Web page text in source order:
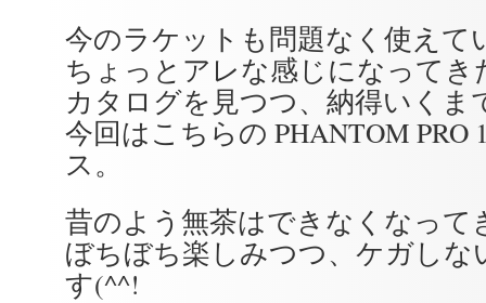
今のラケットも問題なく使えて
ちょっとアレな感じになってき
カタログを見つつ、納得いくま
今回はこちらの PHANTOM PRO
ス。
昔のよう無茶はできなくなって
ぼちぼち楽しみつつ、ケガしな
す(^^!